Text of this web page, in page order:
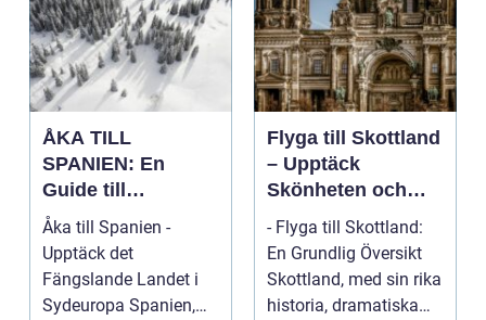
ÅKA TILL
SPANIEN: En
Guide till
Spännande
Resmål och
Resetyper
Åka till Spanien -
Upptäck det
Fängslande Landet i
Sydeuropa Spanien,
Flyga till Skottland
– Upptäck
Skönheten och
Charmen i Detta
Fascinerande
Land
- Flyga till Skottland:
En Grundlig Översikt
Skottland, med sin rika
historia, dramatiska